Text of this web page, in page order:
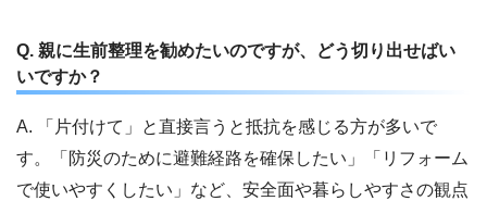
Q. 親に生前整理を勧めたいのですが、どう切り出せばい
いですか？
A. 「片付けて」と直接言うと抵抗を感じる方が多いで
す。「防災のために避難経路を確保したい」「リフォーム
で使いやすくしたい」など、安全面や暮らしやすさの観点